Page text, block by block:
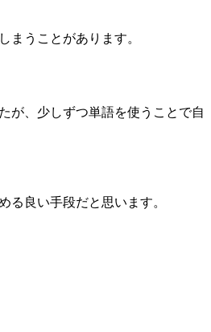
まうことがあります。
が、少しずつ単語を使うことで自
る良い手段だと思います。